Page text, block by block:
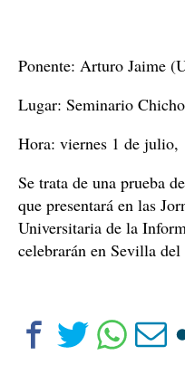
Ponente: Arturo Jaime
Lugar: Seminario
Hora: viernes 1 de julio,
Se trata de una prueba
que presentará en las
Universitaria de la
celebrarán en Sevilla